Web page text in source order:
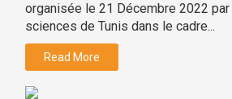
organisée le 21 Décembre 2022
sciences de Tunis dans le cadre...
Read More